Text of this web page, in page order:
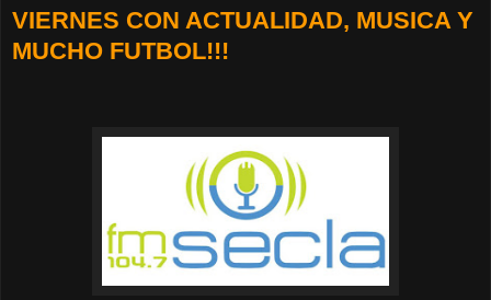
VIERNES CON ACTUALIDAD, MUSICA Y
MUCHO FUTBOL!!!